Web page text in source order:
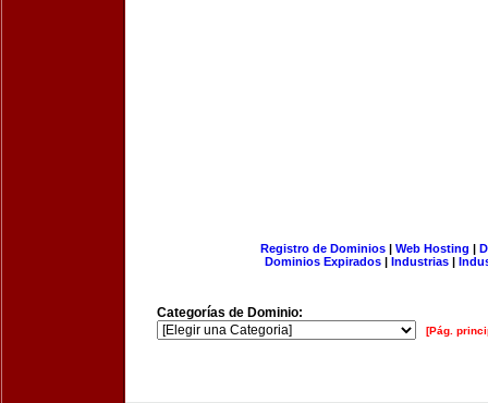
Registro de Dominios| Web Hosting |
Dominios Expirados | Industrias |
Categorías de Dominio:
[Pág.